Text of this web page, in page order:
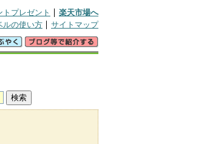
プレゼント
楽天市場へ
ルの使い方 サイトマップ